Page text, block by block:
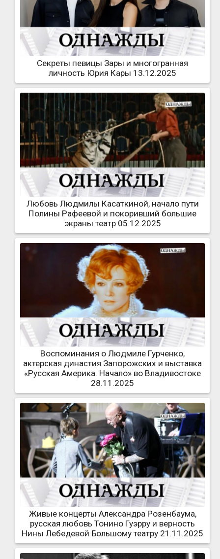
Секреты певицы Зары и многогранная
личность Юрия Кары 13.12.2025
Любовь Людмилы Касаткиной, начало пути
Полины Рафеевой и покоривший большие
экраны театр 05.12.2025
Воспоминания о Людмиле Гурченко,
актерская династия Запорожских и выставка
«Русская Америка. Начало» во Владивостоке
28.11.2025
Живые концерты Александра Розенбаума,
русская любовь Тонино Гуэрру и верность
Нины Лебедевой Большому театру 21.11.2025